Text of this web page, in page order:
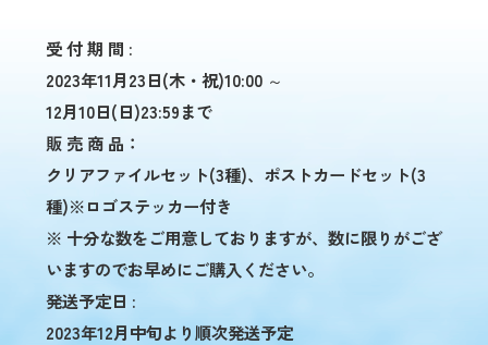
受 付 期 間 :
2023年11月23日(木・祝)10:00 ～
12月10日(日)23:59まで
販 売 商 品：
クリアファイルセット(3種)、ポストカードセット(3
種)※ロゴステッカー付き
※ 十分な数をご用意しておりますが、数に限りがござ
いますのでお早めにご購入ください。
発送予定日 :
2023年12月中旬より順次発送予定